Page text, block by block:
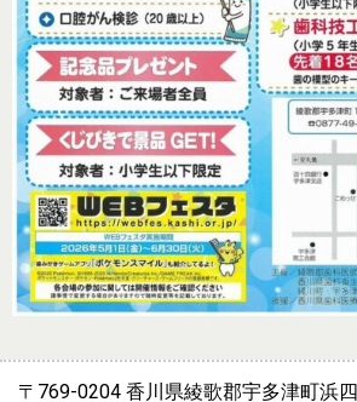
〒769-0204 香川県綾歌郡宇多津町浜